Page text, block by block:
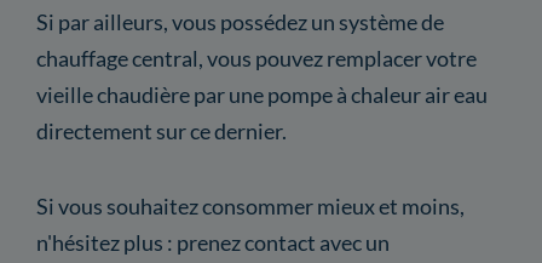
Si par ailleurs, vous possédez un système de
chauffage central, vous pouvez remplacer votre
vieille chaudière par une pompe à chaleur air eau
directement sur ce dernier.
Si vous souhaitez consommer mieux et moins,
n'hésitez plus : prenez contact avec un